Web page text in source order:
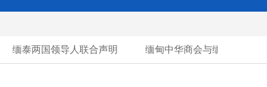
缅泰两国领导人联合声明 缅甸中华商会与缅甸缅族企业